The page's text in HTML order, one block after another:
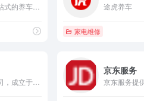
途虎养车
家电维修
京东服务